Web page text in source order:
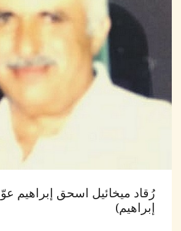
رُقاد ميخائيل اسحق إبراهيم
إبراهيم)